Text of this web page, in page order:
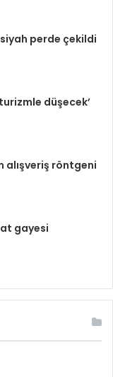
perde çekildi
düşecek’
alışveriş röntgeni
gayesi